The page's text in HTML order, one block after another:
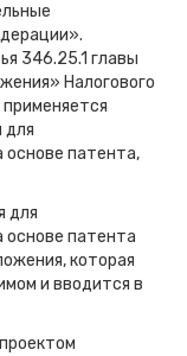
346.25.1 главы
Налогового
для
патента,
для
основе патента
которая
и вводится в